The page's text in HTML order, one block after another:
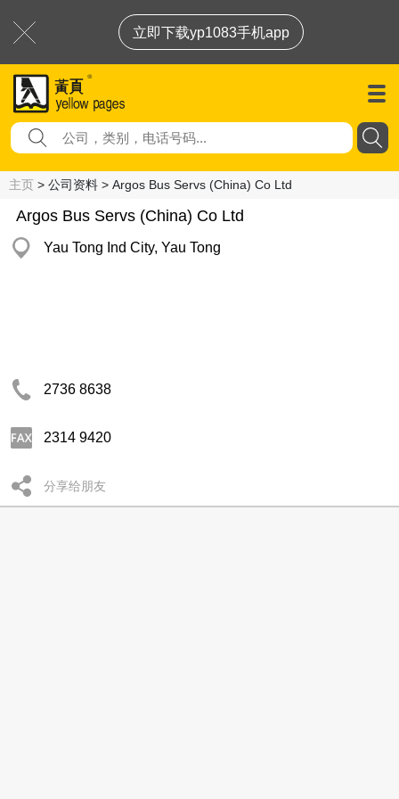
立即下载yp1083手机app
主页 > 公司资料 > Argos Bus Servs (China) Co Ltd
Argos Bus Servs (China) Co Ltd
Yau Tong Ind City, Yau Tong
2736 8638
2314 9420
分享给朋友